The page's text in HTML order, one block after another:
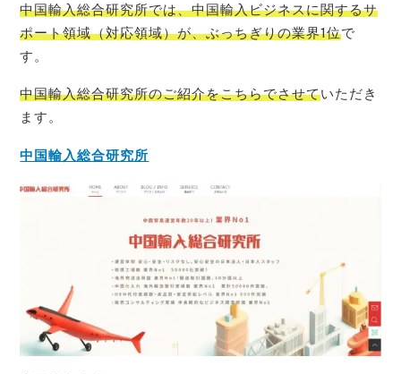
中国輸入総合研究所では、中国輸入ビジネスに関するサ
ポート領域（対応領域）が、ぶっちぎりの業界1位で
す。
中国輸入総合研究所のご紹介をこちらでさせていただき
ます。
中国輸入総合研究所